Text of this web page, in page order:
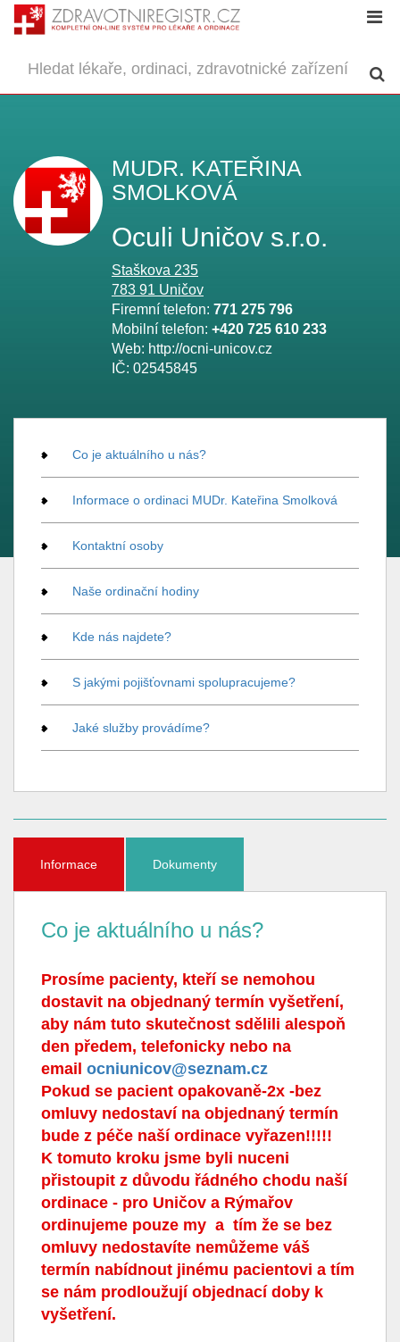
MUDR. KATEŘINA
SMOLKOVÁ
Oculi Uničov s.r.o.
Staškova 235
783 91 Uničov
Firemní telefon: 771 275 796
Mobilní telefon: +420 725 610 233
Web: http://ocni-unicov.cz
IČ: 02545845
Co je aktuálního u nás?
Informace o ordinaci MUDr. Kateřina Smolková
Kontaktní osoby
Naše ordinační hodiny
Kde nás najdete?
S jakými pojišťovnami spolupracujeme?
Jaké služby provádíme?
Informace Dokumenty
Co je aktuálního u nás?
Prosíme pacienty, kteří se nemohou
dostavit na objednaný termín vyšetření,
aby nám tuto skutečnost sdělili alespoň
den předem, telefonicky nebo na
email ocniunicov@seznam.cz
Pokud se pacient opakovaně-2x -bez
omluvy nedostaví na objednaný termín
bude z péče naší ordinace vyřazen!!!!!
K tomuto kroku jsme byli nuceni
přistoupit z důvodu řádného chodu naší
ordinace - pro Uničov a Rýmařov
ordinujeme pouze my a tím že se bez
omluvy nedostavíte nemůžeme váš
termín nabídnout jinému pacientovi a tím
se nám prodloužují objednací doby k
vyšetření.